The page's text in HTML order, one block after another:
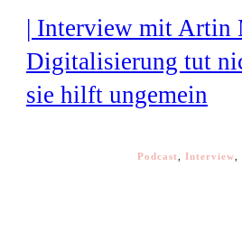
| Interview mit Artin
Digitalisierung tut
sie hilft ungemein
Podcast Interview